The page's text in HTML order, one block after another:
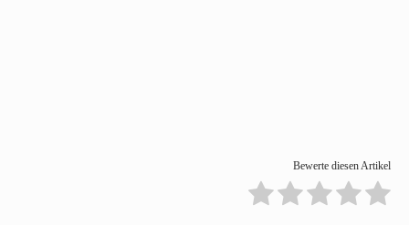
Bewerte diesen Artikel